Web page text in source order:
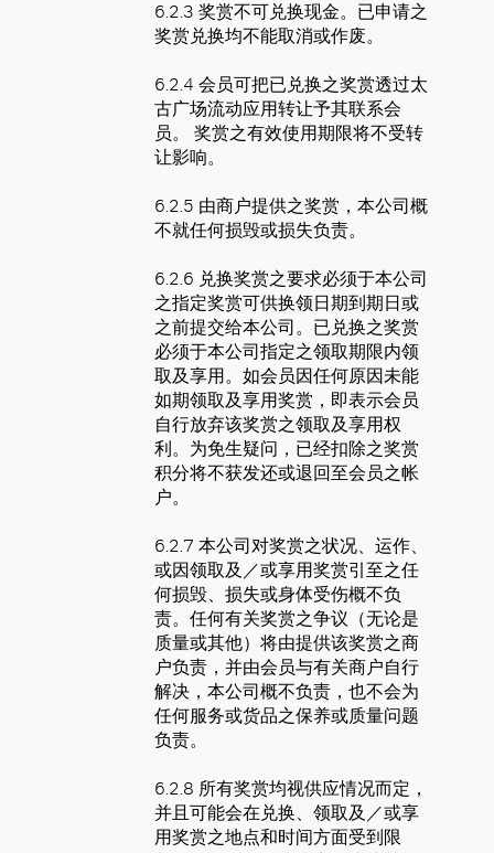
6.2.3 奖赏不可兑换现金。已申请之
奖赏兑换均不能取消或作废。
6.2.4 会员可把已兑换之奖赏透过太
古广场流动应用转让予其联系会
员。 奖赏之有效使用期限将不受转
让影响。
6.2.5 由商户提供之奖赏，本公司概
不就任何损毁或损失负责。
6.2.6 兑换奖赏之要求必须于本公司
之指定奖赏可供换领日期到期日或
之前提交给本公司。已兑换之奖赏
必须于本公司指定之领取期限内领
取及享用。如会员因任何原因未能
如期领取及享用奖赏，即表示会员
自行放弃该奖赏之领取及享用权
利。为免生疑问，已经扣除之奖赏
积分将不获发还或退回至会员之帐
户。
6.2.7 本公司对奖赏之状况、运作、
或因领取及／或享用奖赏引至之任
何损毁、损失或身体受伤概不负
责。任何有关奖赏之争议（无论是
质量或其他）将由提供该奖赏之商
户负责，并由会员与有关商户自行
解决，本公司概不负责，也不会为
任何服务或货品之保养或质量问题
负责。
6.2.8 所有奖赏均视供应情况而定，
并且可能会在兑换、领取及／或享
用奖赏之地点和时间方面受到限